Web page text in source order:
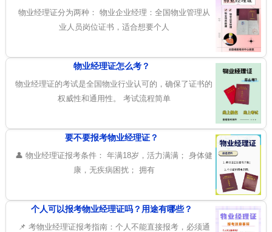
物业经理证分为两种： 物业企业经理：全国物业管理从
业人员岗位证书，适合想要个人
物业经理证怎么考？
物业经理证的考试是全国物业行业认可的，确保了证书的
权威性和通用性。 考试流程简单
要不要报考物业经理证？
👤 物业经理证报考条件： 年满18岁，活力满满； 身体健
康，无疾病困扰； 拥有
个人可以报考物业经理证吗？用途有哪些？
📌 考物业经理证报考指南：个人不能直接报考，必须通